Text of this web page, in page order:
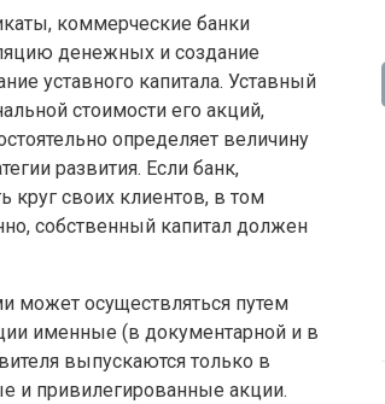
коммерческие банки
денежных и создание
уставного капитала. Уставный
стоимости его акций,
определяет величину
развития. Если банк,
круг своих клиентов, в том
собственный капитал должен
может осуществляться путем
именные (в документарной и в
выпускаются только в
и привилегированные акции.